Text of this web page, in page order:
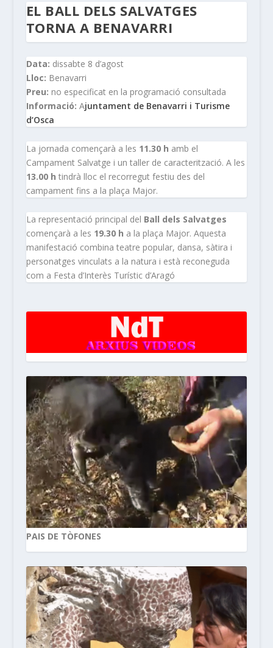
EL BALL DELS SALVATGES
TORNA A BENAVARRI
Data: dissabte 8 d’agost
Lloc: Benavarri
Preu: no especificat en la programació consultada
Informació: Ajuntament de Benavarri i Turisme
d’Osca
La jornada començarà a les 11.30 h amb el
Campament Salvatge i un taller de caracterització. A les
13.00 h tindrà lloc el recorregut festiu des del
campament fins a la plaça Major.
La representació principal del Ball dels Salvatges
començarà a les 19.30 h a la plaça Major. Aquesta
manifestació combina teatre popular, dansa, sàtira i
personatges vinculats a la natura i està reconeguda
com a Festa d’Interès Turístic d’Aragó
PAIS DE TÒFONES